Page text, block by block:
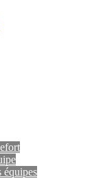
équipes